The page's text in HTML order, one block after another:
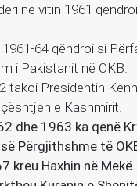
në vitin 1961
64 qëndroi si
i Pakistanit në OKB.
takoi Presidentin
e Kashmirit.
dhe 1963 ka qenë
Përgjithshme të
kreu Haxhin në Mekë.